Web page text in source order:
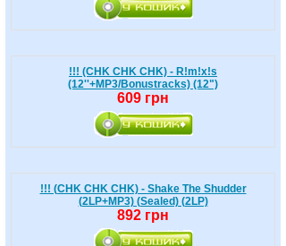
!!! (CHK CHK CHK) - R!m!x!s
(12''+MP3/Bonustracks) (12")
609 грн
!!! (CHK CHK CHK) - Shake The Shudder
(2LP+MP3) (Sealed) (2LP)
892 грн